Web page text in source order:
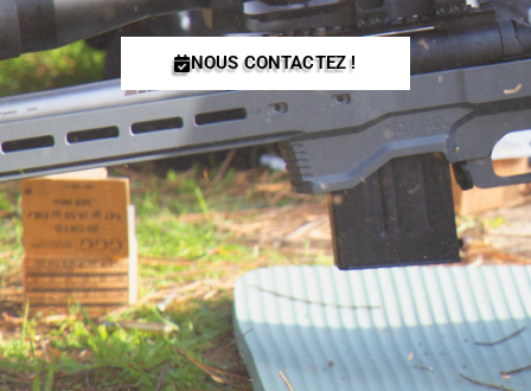
NOUS CONTACTEZ !